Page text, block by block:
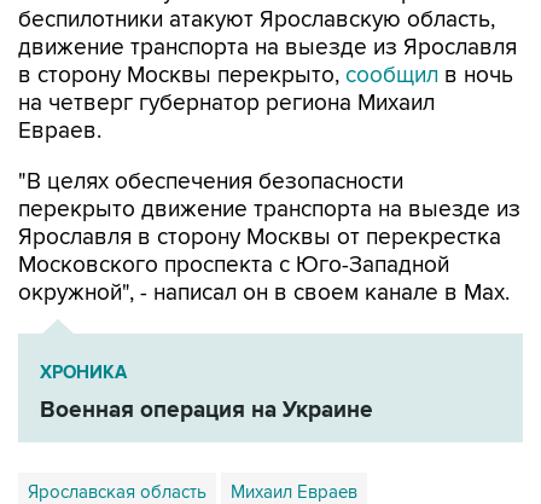
беспилотники атакуют Ярославскую область,
движение транспорта на выезде из Ярославля
в сторону Москвы перекрыто, сообщил в ночь
на четверг губернатор региона Михаил
Евраев.
"В целях обеспечения безопасности
перекрыто движение транспорта на выезде из
Ярославля в сторону Москвы от перекрестка
Московского проспекта с Юго-Западной
окружной", - написал он в своем канале в Мах.
ХРОНИКА
Военная операция на Украине
Ярославская область Михаил Евраев